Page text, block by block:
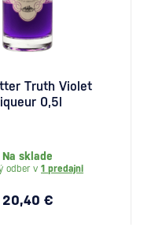
Truth Violet
0,5l
Na sklade
odber v 1 predajni
20,40 €